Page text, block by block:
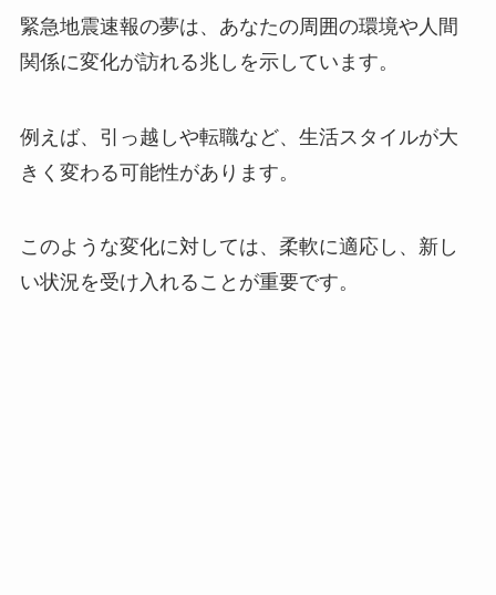
緊急地震速報の夢は、あなたの周囲の環境や人間
関係に変化が訪れる兆しを示しています。
例えば、引っ越しや転職など、生活スタイルが大
きく変わる可能性があります。
このような変化に対しては、柔軟に適応し、新し
い状況を受け入れることが重要です。